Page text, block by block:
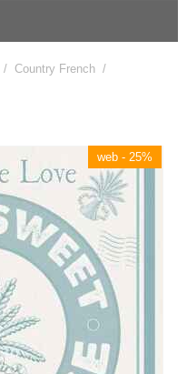
/ Country French /
web - 25%